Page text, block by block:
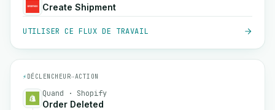
Create Shipment
UTILISER CE FLUX DE TRAVAIL
⚡ DÉCLENCHEUR→ACTION
Quand · Shopify
Order Deleted